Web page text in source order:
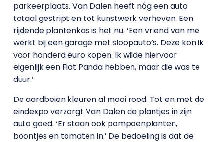
parkeerplaats. Van Dalen heeft nóg een auto
totaal gestript en tot kunstwerk verheven. Een
rijdende plantenkas is het nu. ‘Een vriend van me
werkt bij een garage met sloopauto’s. Deze kon ik
voor honderd euro kopen. Ik wilde hiervoor
eigenlijk een Fiat Panda hebben, maar die was te
duur.’
De aardbeien kleuren al mooi rood. Tot en met de
eindexpo verzorgt Van Dalen de plantjes in zijn
auto goed. ‘Er staan ook pompoenplanten,
boontjes en tomaten in.’ De bedoeling is dat de